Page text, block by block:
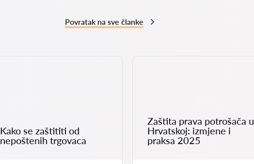
Povratak na sve članke
Kako se zaštititi od
nepoštenih trgovaca
Zaštita prava potrošača u
Hrvatskoj: izmjene i
praksa 2025